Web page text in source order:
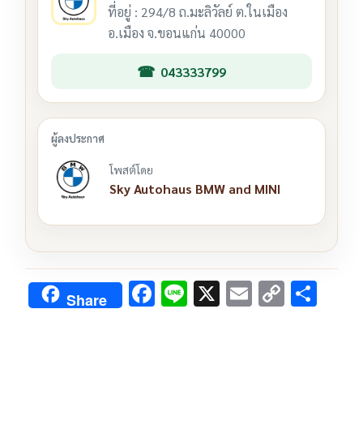
ที่อยู่ : 294/8 ถ.มะลิวัลย์ ต.ในเมือง
อ.เมือง จ.ขอนแก่น 40000
043333799
โพสต์โดย
Sky Autohaus BMW and MINI
Share F Li X E C